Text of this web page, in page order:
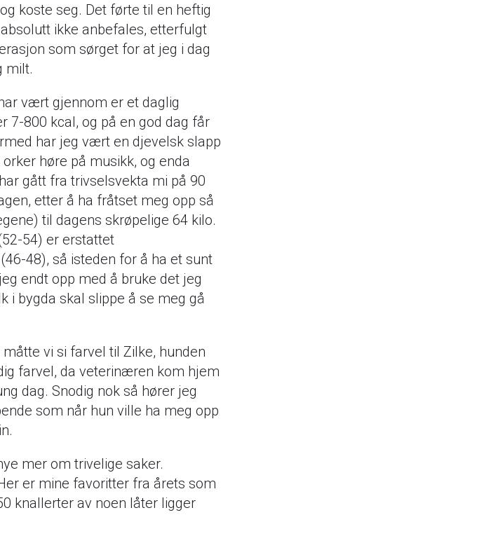
koste seg. Det førte til en heftig
ikke anbefales, etterfulgt
som sørget for at jeg i dag
milt.
vært gjennom er et daglig
7-800 kcal, og på en god dag får
har jeg vært en djevelsk slapp
høre på musikk, og enda
gått fra trivselsvekta mi på 90
etter å ha fråtset meg opp så
til dagens skrøpelige 64 kilo.
54) er erstattet
48), så isteden for å ha et sunt
endt opp med å bruke det jeg
i bygda skal slippe å se meg gå
vi si farvel til Zilke, hunden
farvel, da veterinæren kom hjem
dag. Snodig nok så hører jeg
som når hun ville ha meg opp
mer om trivelige saker.
er mine favoritter fra årets som
knallerter av noen låter ligger